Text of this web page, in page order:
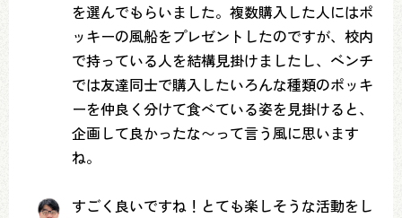
を選んでもらいました。複数購入した人にはポ
ッキーの風船をプレゼントしたのですが、校内
で持っている人を結構見掛けましたし、ベンチ
では友達同士で購入したいろんな種類のポッキ
ーを仲良く分けて食べている姿を見掛けると、
企画して良かったな〜って言う風に思います
ね。
すごく良いですね！とても楽しそうな活動をし